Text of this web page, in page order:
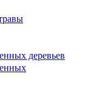
деревьев